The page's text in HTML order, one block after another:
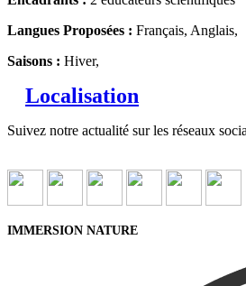
Langues Proposées : Français, Anglais,
Saisons : Hiver,
Localisation
Suivez notre actualité sur les réseaux
IMMERSION NATURE